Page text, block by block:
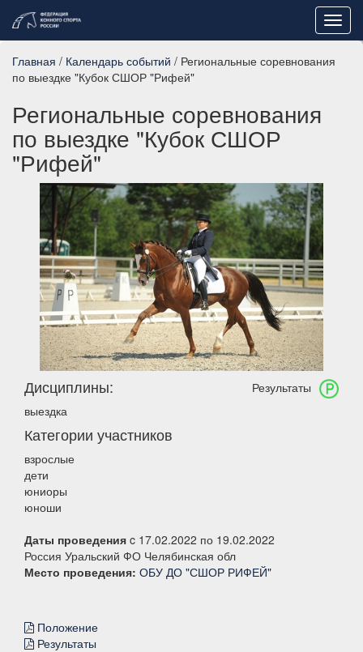
Главная / Календарь событий / Региональные соревнования
по выездке "Кубок СШОР "Рифей"
Региональные соревнования
по выездке "Кубок СШОР
"Рифей"
Результаты
Дисциплины:
выездка
Категории участников
взрослые
дети
юниоры
юноши
Даты проведения c 17.02.2022 по 19.02.2022
Россия Уральский ФО Челябинская обл
Место проведения: ОБУ ДО "СШОР РИФЕЙ"
Положение
Результаты